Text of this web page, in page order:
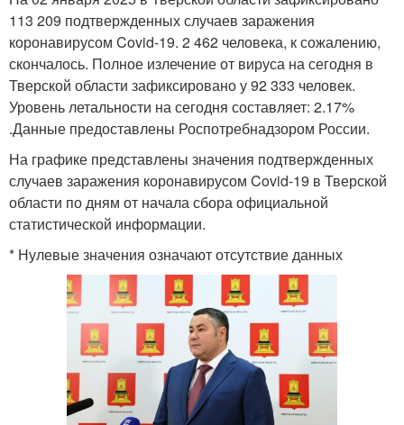
113 209 подтвержденных случаев заражения
коронавирусом Covid-19. 2 462 человека, к сожалению,
скончалось. Полное излечение от вируса на сегодня в
Тверской области зафиксировано у 92 333 человек.
Уровень летальности на сегодня составляет: 2.17%
.Данные предоставлены Роспотребнадзором России.
На графике представлены значения подтвержденных
случаев заражения коронавирусом Covid-19 в Тверской
области по дням от начала сбора официальной
статистической информации.
* Нулевые значения означают отсутствие данных